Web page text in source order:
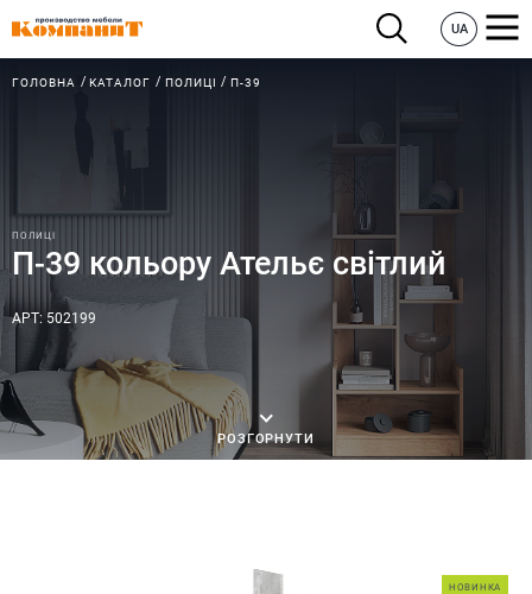
UA
ГОЛОВНА КАТАЛОГ ПОЛИЦІ П-39
ПОЛИЦІ
П-39 кольору Ательє світлий
АРТ: 502199
РОЗГОРНУТИ
НОВИНКА